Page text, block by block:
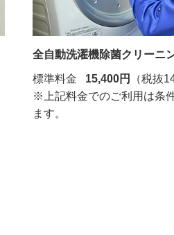
全自動洗濯機除菌クリーニ
標準料金 15,400円
（税抜
※上記料金でのご利用は条
ます。